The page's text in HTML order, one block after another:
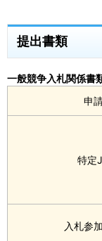
提出書類
一般競争入札関係書
申
特定
入札参